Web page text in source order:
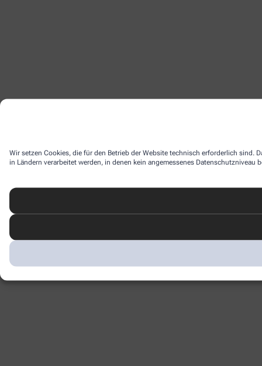
Wir setzen Cookies, die für den Betrieb der Website technisch erforderlich sind.
in Ländern verarbeitet werden, in denen kein angemessenes